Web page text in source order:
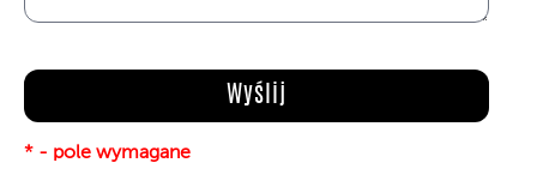
* - pole wymagane